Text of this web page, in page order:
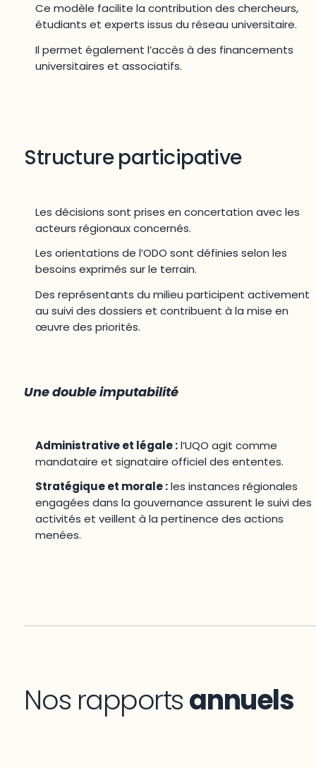
Ce modèle facilite la contribution des chercheurs,
étudiants et experts issus du réseau universitaire.
Il permet également l’accès à des financements
universitaires et associatifs.
Structure participative
Les décisions sont prises en concertation avec les
acteurs régionaux concernés.
Les orientations de l’ODO sont définies selon les
besoins exprimés sur le terrain.
Des représentants du milieu participent activement
au suivi des dossiers et contribuent à la mise en
œuvre des priorités.
Une double imputabilité
Administrative et légale :l’UQO agit comme
mandataire et signataire officiel des ententes.
Stratégique et morale :les instances régionales
engagées dans la gouvernance assurent le suivi des
activités et veillent à la pertinence des actions
menées.
Nos rapportsannuels